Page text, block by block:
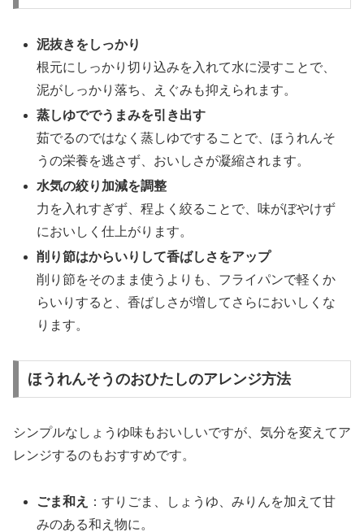
泥抜きをしっかり
根元にしっかり切り込みを入れて水に浸すことで、
泥がしっかり落ち、えぐみも抑えられます。
蒸しゆででうまみを引き出す
茹でるのではなく蒸しゆですることで、ほうれんそ
うの栄養を逃さず、おいしさが凝縮されます。
水気の絞り加減を調整
力を入れすぎず、程よく絞ることで、味がぼやけず
においしく仕上がります。
削り節はからいりして香ばしさをアップ
削り節をそのまま使うよりも、フライパンで軽くか
らいりすると、香ばしさが増してさらにおいしくな
ります。
ほうれんそうのおひたしのアレンジ方法
シンプルなしょうゆ味もおいしいですが、気分を変えてア
レンジするのもおすすめです。
ごま和え
：すりごま、しょうゆ、みりんを加えて甘
みのある和え物に。